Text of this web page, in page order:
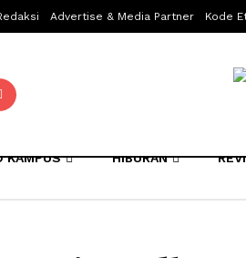
Advertise & Media Partner Kode
KAMPUS HIBURAN